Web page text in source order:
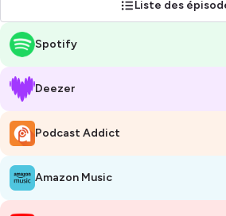
Les bénéficiaires des actions sont aussi
participer au podcast.
Nous nous déplaçons dans les structures
et recueillons leur
leurs voix pour des témoignages en prise
✳️Un rendez-vous unique !
C'est un
nouvel épisode : retrouvez des interviews
projets d'envergure pour des
Liste des
Spotify
Deezer
Podcast Addict
Amazon Music